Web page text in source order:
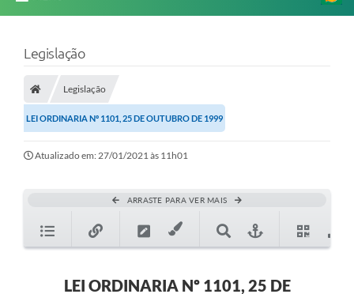
A Prefeitura
Diário Oficial
TRANSPARÊNCIA
Contato
Iluminação Pública
Legislação
Legislação
LEI ORDINARIA Nº 1101, 25 DE OUTUBRO DE 1999
Atualizado em: 27/01/2021 às 11h01
ARRASTE PARA VER MAIS
LEI ORDINARIA Nº 1101, 25 DE